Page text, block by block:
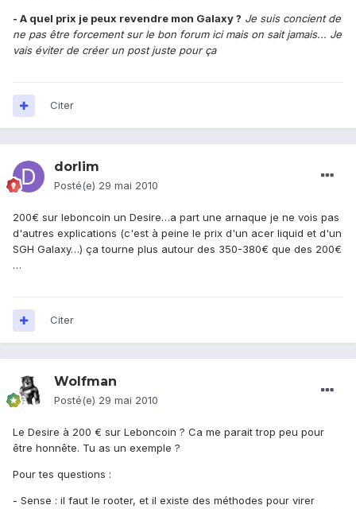
- A quel prix je peux revendre mon Galaxy ? Je suis concient de
ne pas être forcement sur le bon forum ici mais on sait jamais... Je
vais éviter de créer un post juste pour ça
Citer
dorlim
Posté(e) 29 mai 2010
200€ sur leboncoin un Desire…a part une arnaque je ne vois pas
d'autres explications (c'est à peine le prix d'un acer liquid et d'un
SGH Galaxy…) ça tourne plus autour des 350-380€ que des 200€
…
Citer
Wolfman
Posté(e) 29 mai 2010
Le Desire à 200 € sur Leboncoin ? Ca me parait trop peu pour
être honnête. Tu as un exemple ?
Pour tes questions :
- Sense : il faut le rooter, et il existe des méthodes pour virer